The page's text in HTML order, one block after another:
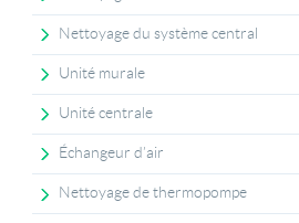
Nettoyage du système central
Unité murale
Unité centrale
Échangeur d’air
Nettoyage de thermopompe